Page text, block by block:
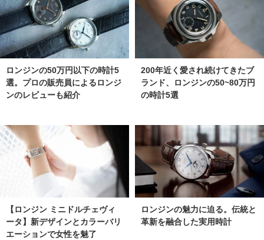
ロンジンの50万円以下の時計5
選。プロの販売員によるロンジ
ンのレビューも紹介
200年近く愛され続けてきたブ
ランド、ロンジンの50~80万円
の時計5選
【ロンジン ミニドルチェヴィ
ータ】新デザインとカラーバリ
エーションで女性を魅了
ロンジンの魅力に迫る。伝統と
革新を融合した実用時計